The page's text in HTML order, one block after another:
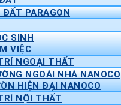
PARAGON
SINH
VIỆC
NGOẠI THẤT
NGOÀI NHÀ NANOCO
HIỆN ĐẠI NANOCO
NỘI THẤT